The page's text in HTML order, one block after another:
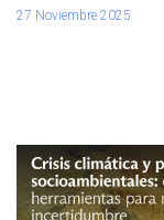
27 Noviembre 2025